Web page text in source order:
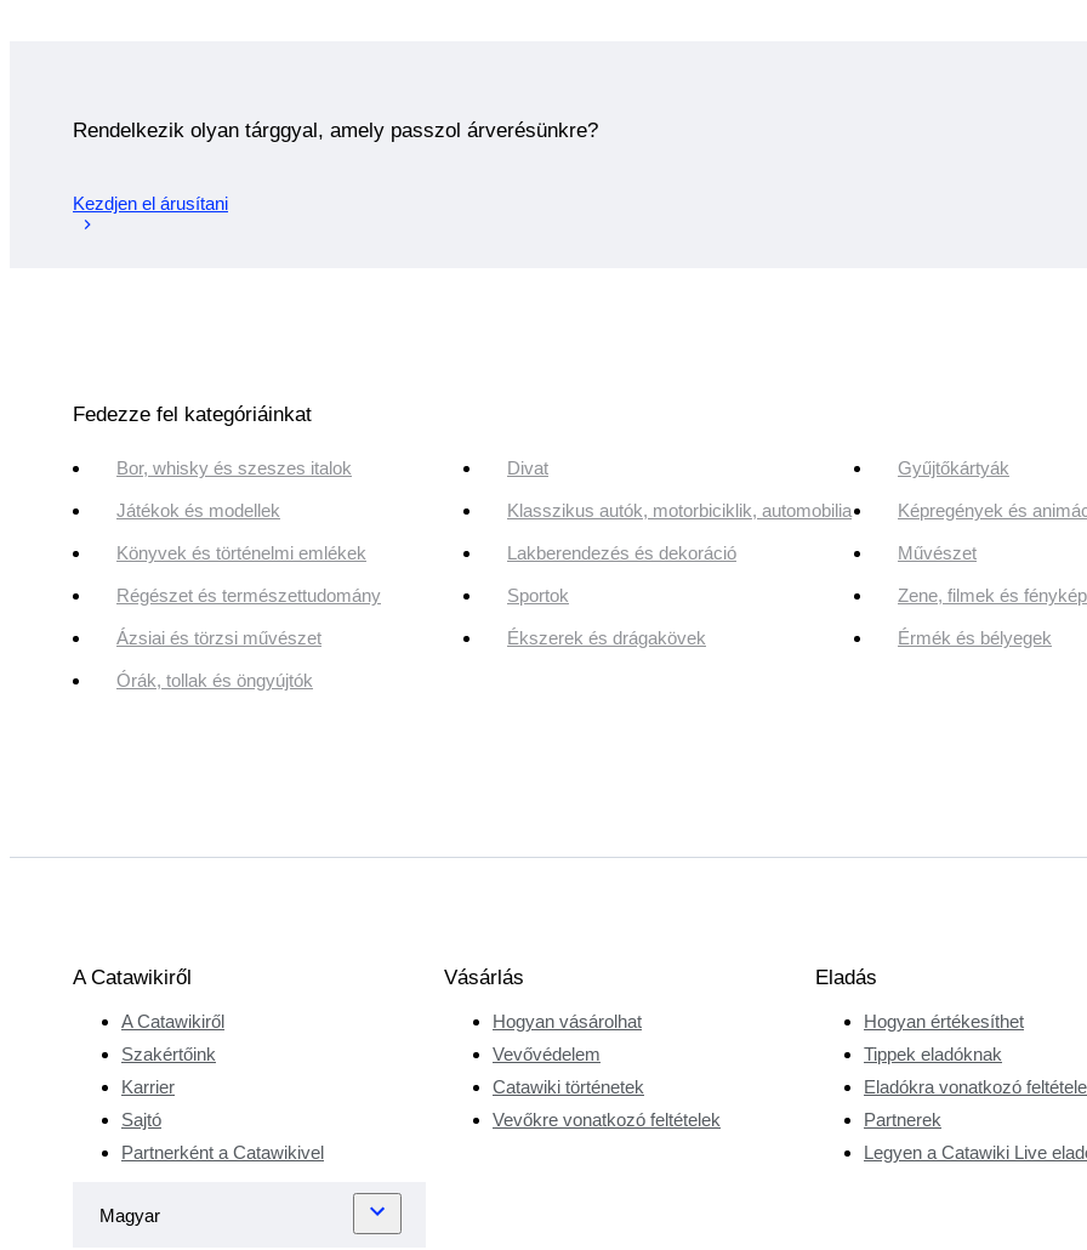
Rendelkezik olyan tárggyal, amely passzol árverésünkre?
Kezdjen el árusítani
Fedezze fel kategóriáinkat
Bor, whisky és szeszes italok Divat Gyűjtőkártyák
Játékok és modellek Klasszikus autók, motorbiciklik, automobilia Képregények és
Könyvek és történelmi emlékek Lakberendezés és dekoráció Művészet
Régészet és természettudomány Sportok Zene, filmek és
Ázsiai és törzsi művészet Ékszerek és drágakövek Érmék és bélyegek
Órák, tollak és öngyújtók
A Catawikiről
A Catawikiről
Szakértőink
Karrier
Sajtó
Partnerként a Catawikivel
Vásárlás
Hogyan vásárolhat
Vevővédelem
Catawiki történetek
Vevőkre vonatkozó feltételek
Eladás
Hogyan értékesíthet
Tippek eladóknak
Eladókra vonatkozó
Partnerek
Legyen a Catawiki Live